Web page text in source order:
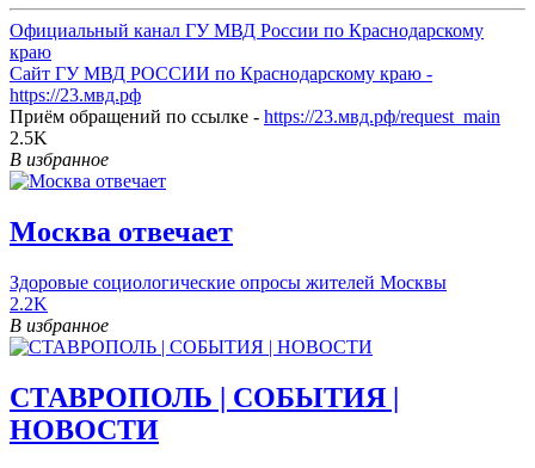
Официальный канал ГУ МВД России по Краснодарскому
краю
Сайт ГУ МВД РОССИИ по Краснодарскому краю -
https://23.мвд.рф
Приём обращений по ссылке - https://23.мвд.рф/request_main
2.5K
В избранное
Москва отвечает
Здоровые социологические опросы жителей Москвы
2.2K
В избранное
СТАВРОПОЛЬ | СОБЫТИЯ |
НОВОСТИ